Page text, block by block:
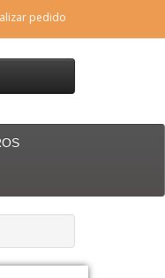
pedido